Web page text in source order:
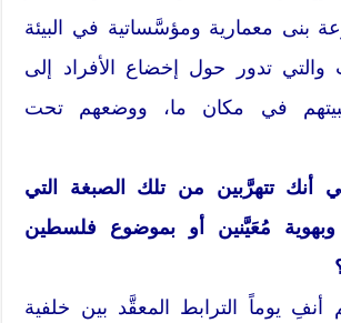
بنى معمارية ومؤسَّساتية في البيئة
والتي تدور حول إخضاع الأفراد إلى
في مكان ما، ووضعهم تحت
أنك تتهرَّبين من تلك الصبغة التي
مُعَيَّنين أو بموضوع فلسطين
أنفِ يوماً الترابط المعقَّد بين خلفية